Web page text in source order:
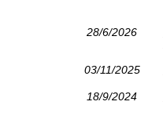
28/6/2026
03/11/2025
18/9/2024